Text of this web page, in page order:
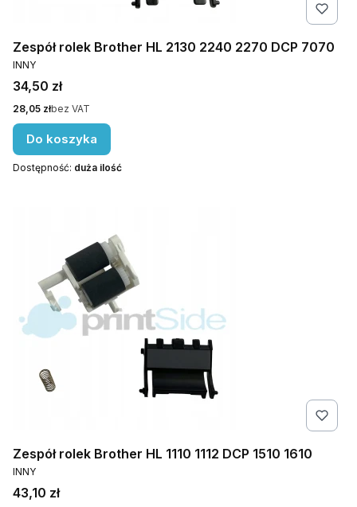
Zespół rolek Brother HL 2130 2240 2270 DCP 7070
PRODUCENT
INNY
Cena
34,50 zł
Cena
28,05 złbez VAT
Do koszyka
Dostępność: duża ilość
Zespół rolek Brother HL 1110 1112 DCP 1510 1610
PRODUCENT
INNY
Cena
43,10 zł